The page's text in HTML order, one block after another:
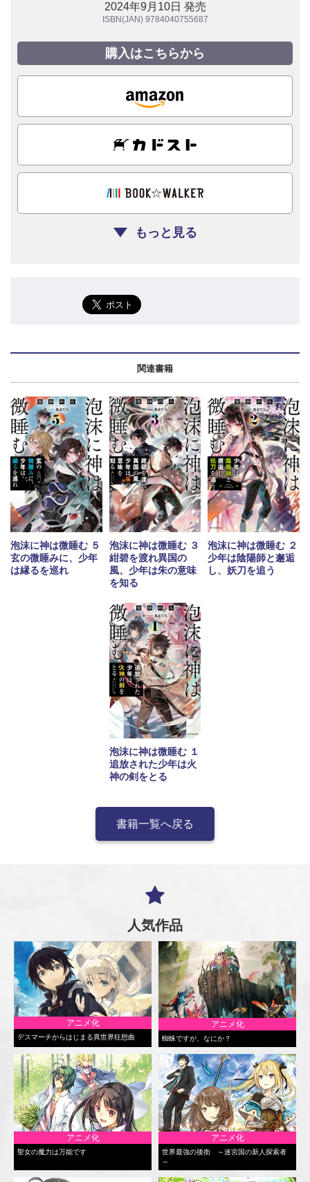
2024年9月10日 発売
ISBN(JAN) 9784040755687
購入はこちらから
もっと見る
関連書籍
泡沫に神は微睡む ５
玄の微睡みに、少年
は縁るを巡れ
泡沫に神は微睡む ３
紺碧を渡れ異国の
風、少年は朱の意味
を知る
泡沫に神は微睡む ２
少年は陰陽師と邂逅
し、妖刀を追う
泡沫に神は微睡む １
追放された少年は火
神の剣をとる
書籍一覧へ戻る
人気作品
アニメ化
デスマーチからはじまる異世界狂想曲
アニメ化
蜘蛛ですが、なにか？
アニメ化
聖女の魔力は万能です
アニメ化
世界最強の後衛 ～迷宮国の新人探索者
～